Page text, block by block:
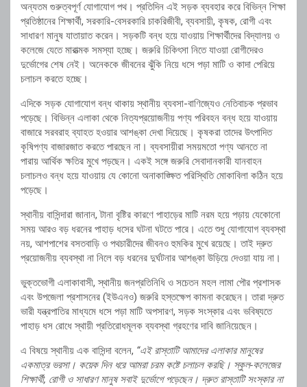
অন্যতম গুরুত্বপূর্ণ যোগাযোগ পথ। প্রতিদিন এই সড়ক ব্যবহার করে বিভিন্ন শিক্ষা
প্রতিষ্ঠানের শিক্ষার্থী, সরকারি-বেসরকারি চাকরিজীবী, ব্যবসায়ী, কৃষক, রোগী এবং
সাধারণ মানুষ যাতায়াত করেন। সড়কটি বন্ধ হয়ে যাওয়ায় শিক্ষার্থীদের বিদ্যালয় ও
কলেজে যেতে মারাত্মক সমস্যা হচ্ছে। জরুরি চিকিৎসা নিতে যাওয়া রোগীদেরও
দুর্ভোগের শেষ নেই। অনেককে জীবনের ঝুঁকি নিয়ে ধসে পড়া মাটি ও কাদা পেরিয়ে
চলাচল করতে হচ্ছে।
এদিকে সড়ক যোগাযোগ বন্ধ থাকায় স্থানীয় ব্যবসা-বাণিজ্যেও নেতিবাচক প্রভাব
পড়েছে। বিভিন্ন এলাকা থেকে নিত্যপ্রয়োজনীয় পণ্য পরিবহন বন্ধ হয়ে যাওয়ায়
বাজারে সরবরাহ ব্যাহত হওয়ার আশঙ্কা দেখা দিয়েছে। কৃষকরা তাদের উৎপাদিত
কৃষিপণ্য বাজারজাত করতে পারছেন না। ব্যবসায়ীরা সময়মতো পণ্য আনতে না
পারায় আর্থিক ক্ষতির মুখে পড়ছেন। একই সঙ্গে জরুরি সেবাদানকারী যানবাহন
চলাচলও বন্ধ হয়ে যাওয়ায় যে কোনো অনাকাঙ্ক্ষিত পরিস্থিতি মোকাবিলা কঠিন হয়ে
পড়েছে।
স্থানীয় বাসিন্দারা জানান, টানা বৃষ্টির কারণে পাহাড়ের মাটি নরম হয়ে পড়ায় যেকোনো
সময় আরও বড় ধরনের পাহাড় ধসের ঘটনা ঘটতে পারে। এতে শুধু যোগাযোগ ব্যবস্থা
নয়, আশপাশের বসতবাড়ি ও পথচারীদের জীবনও হুমকির মুখে রয়েছে। তাই দ্রুত
প্রয়োজনীয় ব্যবস্থা না নিলে বড় ধরনের দুর্ঘটনার আশঙ্কা উড়িয়ে দেওয়া যায় না।
ভুক্তভোগী এলাকাবাসী, স্থানীয় জনপ্রতিনিধি ও সচেতন মহল লামা পৌর প্রশাসক
এবং উপজেলা প্রশাসনের (ইউএনও) জরুরি হস্তক্ষেপ কামনা করেছেন। তারা দ্রুত
ভারী যন্ত্রপাতির মাধ্যমে ধসে পড়া মাটি অপসারণ, সড়ক সংস্কার এবং ভবিষ্যতে
পাহাড় ধস রোধে স্থায়ী প্রতিরোধমূলক ব্যবস্থা গ্রহণের দাবি জানিয়েছেন।
এ বিষয়ে স্থানীয় এক বাসিন্দা বলেন, “এই রাস্তাটি আমাদের এলাকার মানুষের
একমাত্র ভরসা। কয়েক দিন ধরে আমরা চরম কষ্টে চলাচল করছি। স্কুল-কলেজের
শিক্ষার্থী, রোগী ও সাধারণ মানুষ সবাই দুর্ভোগে পড়েছেন। দ্রুত রাস্তাটি সংস্কার না